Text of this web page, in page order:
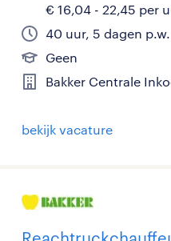
€ 16,04 - 22,45 per
40 uur, 5 dagen p.w.
Geen
Bakker Centrale
bekijk vacature